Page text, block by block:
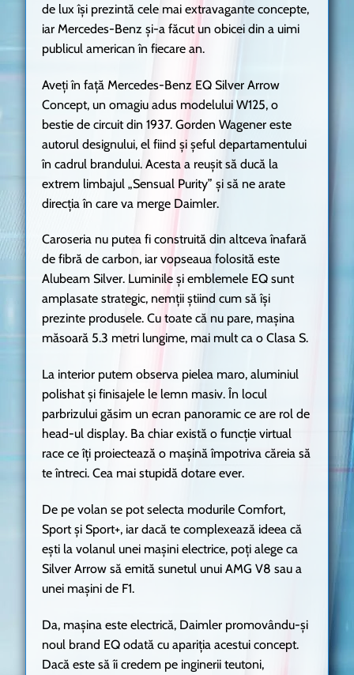
de lux își prezintă cele mai extravagante concepte,
iar Mercedes-Benz și-a făcut un obicei din a uimi
publicul american în fiecare an.
Aveți în față Mercedes-Benz EQ Silver Arrow
Concept, un omagiu adus modelului W125, o
bestie de circuit din 1937. Gorden Wagener este
autorul designului, el fiind și șeful departamentului
în cadrul brandului. Acesta a reușit să ducă la
extrem limbajul „Sensual Purity” și să ne arate
direcția în care va merge Daimler.
Caroseria nu putea fi construită din altceva înafară
de fibră de carbon, iar vopseaua folosită este
Alubeam Silver. Luminile și emblemele EQ sunt
amplasate strategic, nemții știind cum să își
prezinte produsele. Cu toate că nu pare, mașina
măsoară 5.3 metri lungime, mai mult ca o Clasa S.
La interior putem observa pielea maro, aluminiul
polishat și finisajele le lemn masiv. În locul
parbrizului găsim un ecran panoramic ce are rol de
head-ul display. Ba chiar există o funcție virtual
race ce îți proiectează o mașină împotriva căreia să
te întreci. Cea mai stupidă dotare ever.
De pe volan se pot selecta modurile Comfort,
Sport și Sport+, iar dacă te complexează ideea că
ești la volanul unei mașini electrice, poți alege ca
Silver Arrow să emită sunetul unui AMG V8 sau a
unei mașini de F1.
Da, mașina este electrică, Daimler promovându-și
noul brand EQ odată cu apariția acestui concept.
Dacă este să îi credem pe inginerii teutoni,